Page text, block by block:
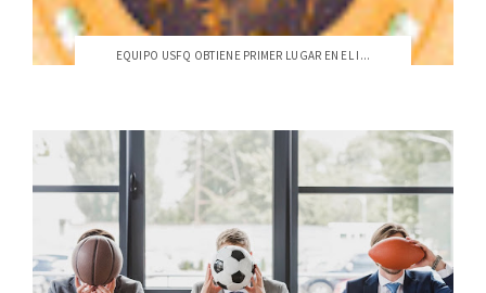
EQUIPO USFQ OBTIENE PRIMER LUGAR EN EL I...